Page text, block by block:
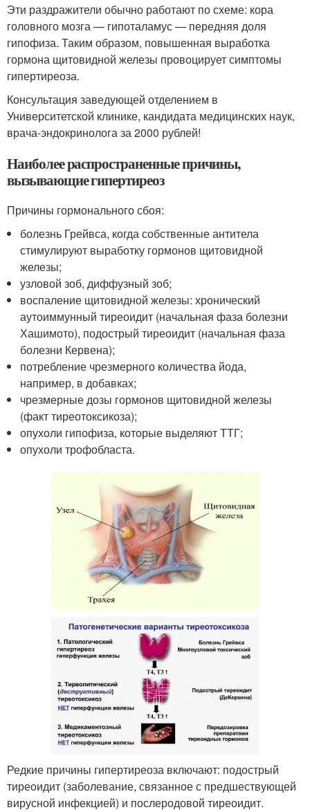
Эти раздражители обычно работают по схеме: кора
головного мозга — гипоталамус — передняя доля
гипофиза. Таким образом, повышенная выработка
гормона щитовидной железы провоцирует симптомы
гипертиреоза.
Консультация заведующей отделением в
Университетской клинике, кандидата медицинских наук,
врача-эндокринолога за 2000 рублей!
Наиболее распространенные причины,
вызывающие гипертиреоз
Причины гормонального сбоя:
болезнь Грейвса, когда собственные антитела
стимулируют выработку гормонов щитовидной
железы;
узловой зоб, диффузный зоб;
воспаление щитовидной железы: хронический
аутоиммунный тиреоидит (начальная фаза болезни
Хашимото), подострый тиреоидит (начальная фаза
болезни Кервена);
потребление чрезмерного количества йода,
например, в добавках;
чрезмерные дозы гормонов щитовидной железы
(факт тиреотоксикоза);
опухоли гипофиза, которые выделяют ТТГ;
опухоли трофобласта.
Редкие причины гипертиреоза включают: подострый
тиреоидит (заболевание, связанное с предшествующей
вирусной инфекцией) и послеродовой тиреоидит.